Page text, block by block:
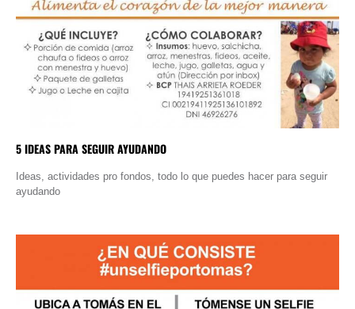
5 IDEAS PARA SEGUIR AYUDANDO
Ideas, actividades pro fondos, todo lo que puedes hacer para seguir
ayudando